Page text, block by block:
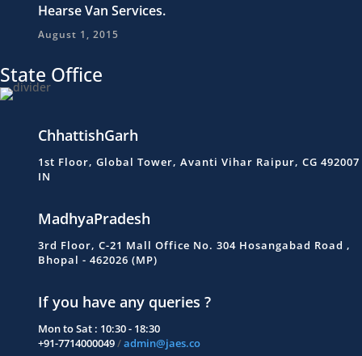
Hearse Van Services.
August 1, 2015
State Office
ChhattishGarh
1st Floor, Global Tower, Avanti Vihar Raipur, CG 492007
IN
MadhyaPradesh
3rd Floor, C-21 Mall Office No. 304 Hosangabad Road ,
Bhopal - 462026 (MP)
If you have any queries ?
Mon to Sat : 10:30 - 18:30
+91-7714000049/admin@jaes.co